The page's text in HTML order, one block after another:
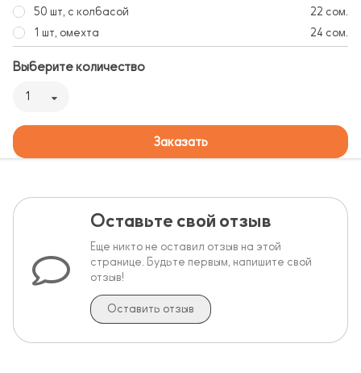
50 шт, с колбасой
22 сом.
1 шт, омехта
24 сом.
Выберите количество
1
Заказать
Оставьте свой отзыв
Еще никто не оставил отзыв на этой
странице. Будьте первым, напишите свой
отзыв!
Оставить отзыв